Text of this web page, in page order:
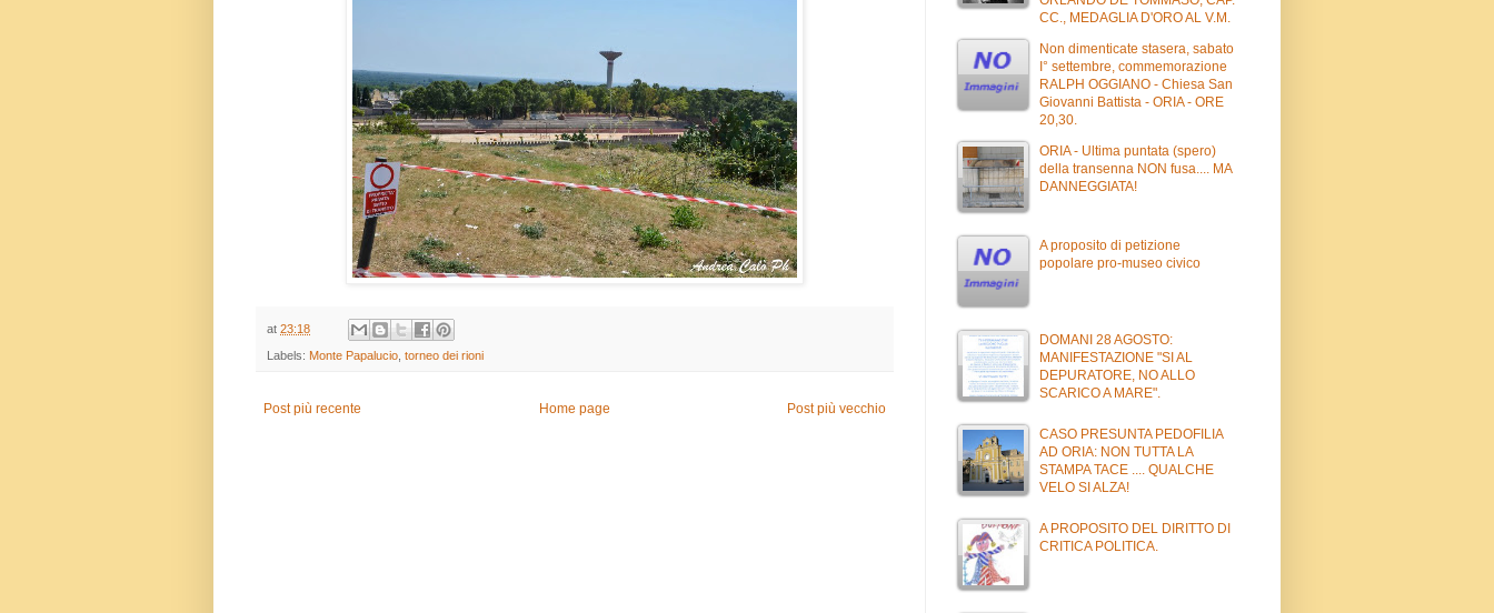
at 23:18
Labels: Monte Papalucio torneo dei rioni
Post più recente Post più vecchio
Home page
CC., MEDAGLIA D'ORO AL V.M.
Non dimenticate stasera, sabato
I° settembre, commemorazione
RALPH OGGIANO - Chiesa San
Giovanni Battista - ORIA - ORE
20,30.
ORIA - Ultima puntata (spero)
della transenna NON fusa.... MA
DANNEGGIATA!
A proposito di petizione
popolare pro-museo civico
DOMANI 28 AGOSTO:
MANIFESTAZIONE "SI AL
DEPURATORE, NO ALLO
SCARICO A MARE".
CASO PRESUNTA PEDOFILIA
AD ORIA: NON TUTTA LA
STAMPA TACE .... QUALCHE
VELO SI ALZA!
A PROPOSITO DEL DIRITTO DI
CRITICA POLITICA.